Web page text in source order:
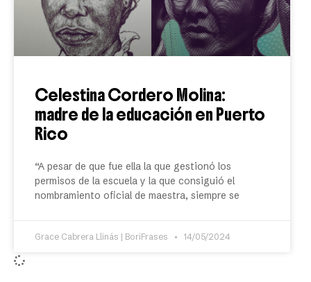
Celestina Cordero Molina:
madre de la educación en Puerto
Rico
“A pesar de que fue ella la que gestionó los
permisos de la escuela y la que consiguió el
nombramiento oficial de maestra, siempre se
Grace Cabrera Llinás | BoriFrases 14/05/2024